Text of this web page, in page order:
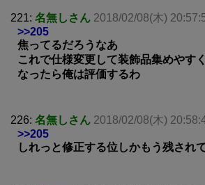
221: 名無しさん 2018/02/08(木)
>>205
焦ってるだろうなあ
これで仕様変更して装飾品集めやすく
なったら俺は評価するわ
226: 名無しさん 2018/02/08(木)
>>205
しれっと修正する位しかもう残され